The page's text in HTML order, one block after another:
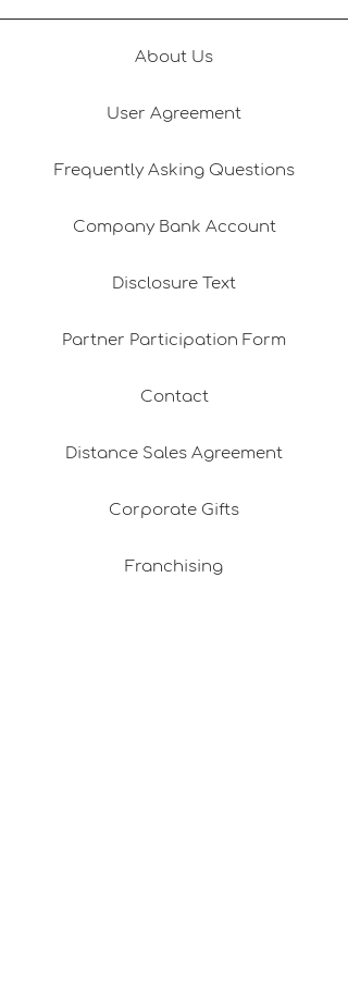
About Us
User Agreement
Frequently Asking Questions
Company Bank Account
Disclosure Text
Partner Participation Form
Contact
Distance Sales Agreement
Corporate Gifts
Franchising